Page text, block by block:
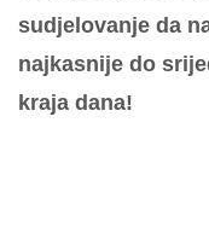
sudjelovanje da
najkasnije do
kraja dana!